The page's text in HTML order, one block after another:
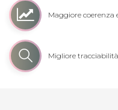
Maggiore
Migliore